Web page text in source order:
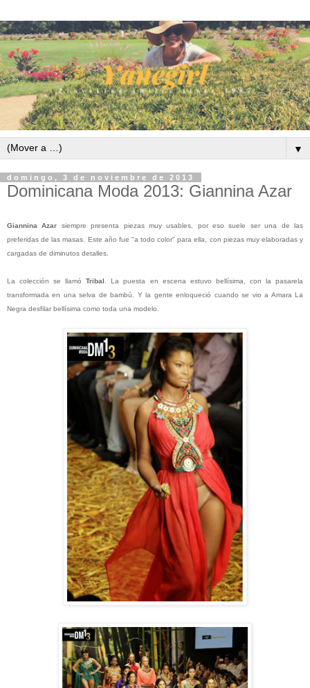
▼
domingo, 3 de noviembre de 2013
Dominicana Moda 2013: Giannina Azar
Giannina Azar siempre presenta piezas muy usables, por eso suele ser una de las
preferidas de las masas. Este año fue "a todo color" para ella, con piezas muy elaboradas y
cargadas de diminutos detalles.
La colección se llamóTribal
. La puesta en escena estuvo bellísima, con la pasarela
transformada en una selva de bambú. Y la gente enloqueció cuando se vio a Amara La
Negra desfilar bellísima como toda una modelo.